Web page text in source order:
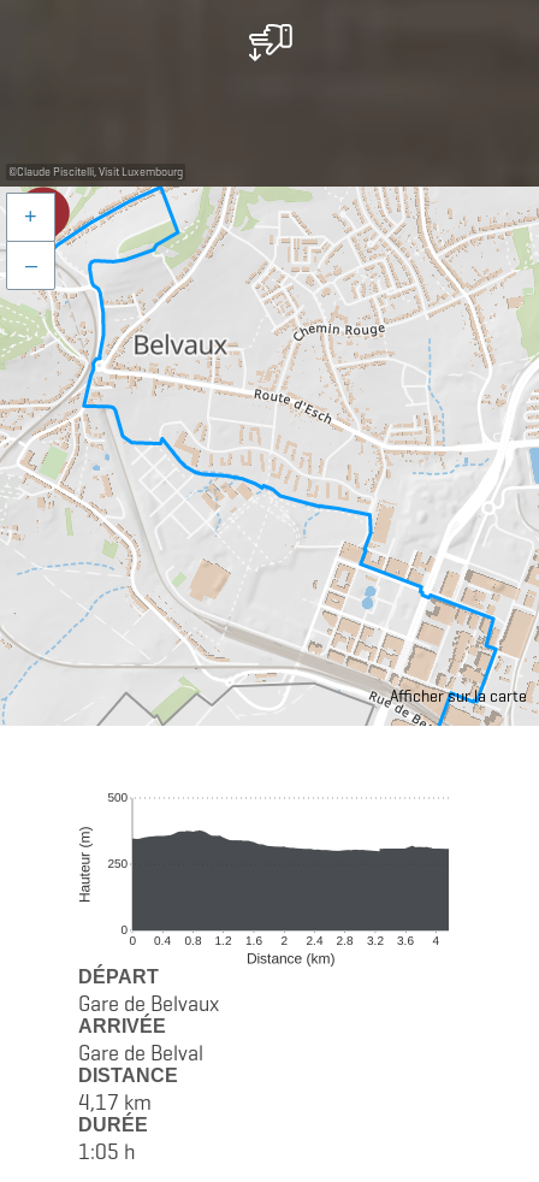
©Claude Piscitelli, Visit Luxembourg
Afficher sur la carte
+
–
DÉPART
Gare de Belvaux
ARRIVÉE
Gare de Belval
DISTANCE
4,17 km
DURÉE
1:05 h